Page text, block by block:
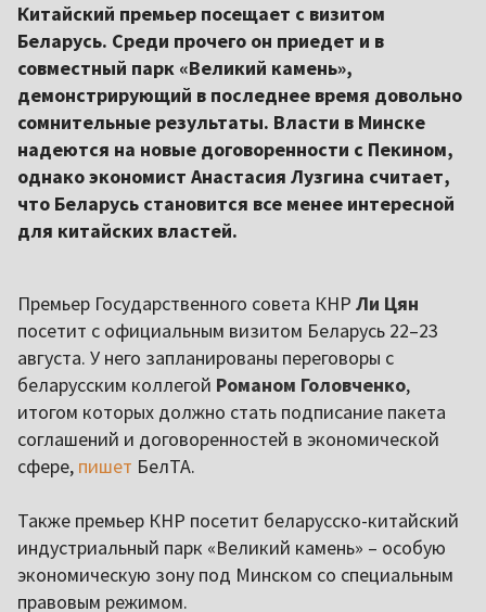
Китайский премьер посещает с визитом
Беларусь. Среди прочего он приедет и в
совместный парк «Великий камень»,
демонстрирующий в последнее время довольно
сомнительные результаты. Власти в Минске
надеются на новые договоренности с Пекином,
однако экономист Анастасия Лузгина считает,
что Беларусь становится все менее интересной
для китайских властей.
Премьер Государственного совета КНР Ли Цян
посетит с официальным визитом Беларусь 22–23
августа. У него запланированы переговоры с
беларусским коллегой Романом Головченко,
итогом которых должно стать подписание пакета
соглашений и договоренностей в экономической
сфере, пишет БелТА.
Также премьер КНР посетит беларусско-китайский
индустриальный парк «Великий камень» – особую
экономическую зону под Минском со специальным
правовым режимом.